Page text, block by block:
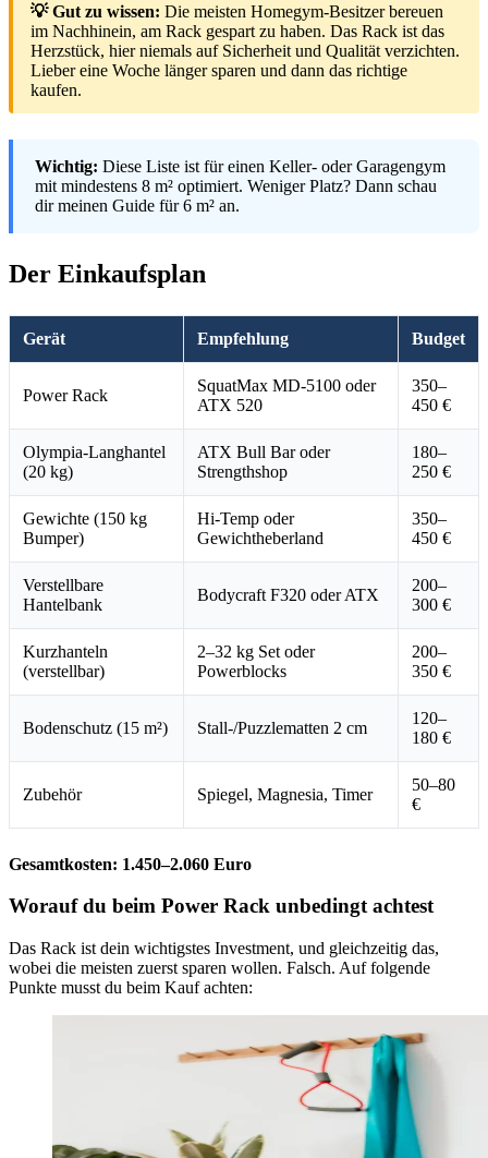
💡 Gut zu wissen: Die meisten Homegym-Besitzer bereuen
im Nachhinein, am Rack gespart zu haben. Das Rack ist das
Herzstück, hier niemals auf Sicherheit und Qualität verzichten.
Lieber eine Woche länger sparen und dann das richtige
kaufen.
Wichtig: Diese Liste ist für einen Keller- oder Garagengym
mit mindestens 8 m² optimiert. Weniger Platz? Dann schau
dir meinen Guide für 6 m² an.
Der Einkaufsplan
Gerät Empfehlung Budget
Power Rack
SquatMax MD-5100 oder
ATX 520
350–
450 €
Olympia-Langhantel
(20 kg)
ATX Bull Bar oder
Strengthshop
180–
250 €
Gewichte (150 kg
Bumper)
Hi-Temp oder
Gewichtheberland
350–
450 €
Verstellbare
Hantelbank
Bodycraft F320 oder ATX
200–
300 €
Kurzhanteln
(verstellbar)
2–32 kg Set oder
Powerblocks
200–
350 €
Bodenschutz (15 m²) Stall-/Puzzlematten 2 cm
120–
180 €
Zubehör Spiegel, Magnesia, Timer
50–80
€
Gesamtkosten: 1.450–2.060 Euro
Worauf du beim Power Rack unbedingt achtest
Das Rack ist dein wichtigstes Investment, und gleichzeitig das,
wobei die meisten zuerst sparen wollen. Falsch. Auf folgende
Punkte musst du beim Kauf achten: